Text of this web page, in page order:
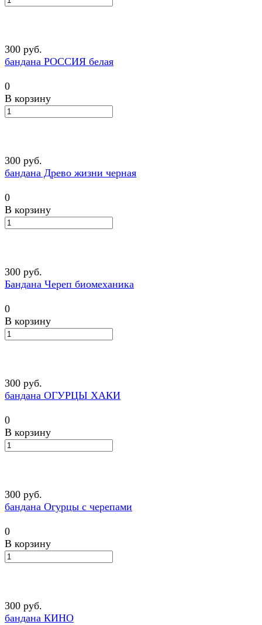
300 руб.
бандана РОССИЯ белая
0
В корзину
300 руб.
бандана Древо жизни черная
0
В корзину
300 руб.
Бандана Череп биомеханика
0
В корзину
300 руб.
бандана ОГУРЦЫ ХАКИ
0
В корзину
300 руб.
бандана Огурцы с черепами
0
В корзину
300 руб.
бандана КИНО